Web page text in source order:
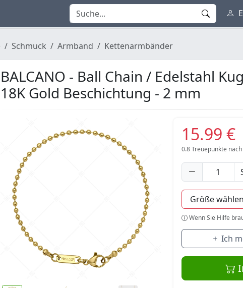
Schmuck Armband Kettenarmbänder
BALCANO - Ball Chain / Edelstahl
18K Gold Beschichtung - 2 mm
15.99 €
0.8Treuepunkte
Wenn Sie Hilfe
Ich